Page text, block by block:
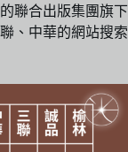
聯合出版集團旗下
、中華的網站搜索